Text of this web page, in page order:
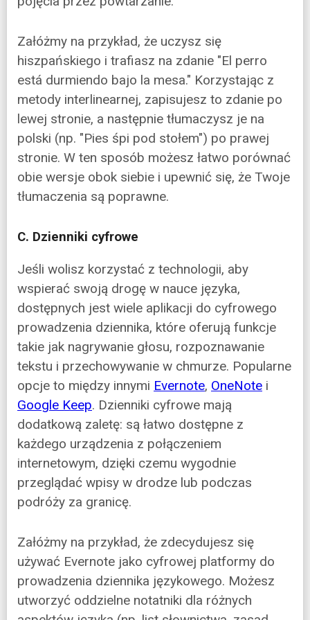
Załóżmy na przykład, że uczysz się
hiszpańskiego i trafiasz na zdanie "El perro
está durmiendo bajo la mesa." Korzystając z
metody interlinearnej, zapisujesz to zdanie po
lewej stronie, a następnie tłumaczysz je na
polski (np. "Pies śpi pod stołem") po prawej
stronie. W ten sposób możesz łatwo porównać
obie wersje obok siebie i upewnić się, że Twoje
tłumaczenia są poprawne.
C. Dzienniki cyfrowe
Jeśli wolisz korzystać z technologii, aby
wspierać swoją drogę w nauce języka,
dostępnych jest wiele aplikacji do cyfrowego
prowadzenia dziennika, które oferują funkcje
takie jak nagrywanie głosu, rozpoznawanie
tekstu i przechowywanie w chmurze. Popularne
opcje to między innymi Evernote, OneNote i
Google Keep. Dzienniki cyfrowe mają
dodatkową zaletę: są łatwo dostępne z
każdego urządzenia z połączeniem
internetowym, dzięki czemu wygodnie
przeglądać wpisy w drodze lub podczas
podróży za granicę.
Załóżmy na przykład, że zdecydujesz się
używać Evernote jako cyfrowej platformy do
prowadzenia dziennika językowego. Możesz
utworzyć oddzielne notatniki dla różnych